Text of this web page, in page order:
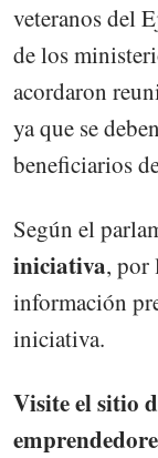
veteranos del
de los
acordaron
ya que se
beneficiarios
Según el
iniciativa, por
información
iniciativa.
Visite el sitio